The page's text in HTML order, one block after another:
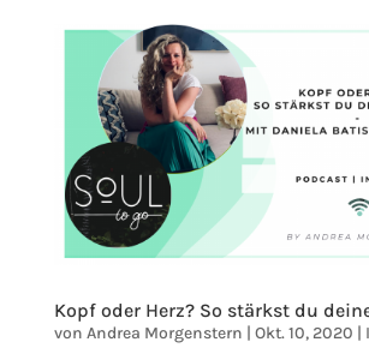
Kopf oder Herz? So stärkst du
von Andrea Morgenstern | Okt. 10, 2020 |